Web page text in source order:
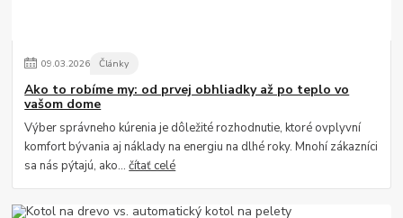
09.03.2026 Články
Ako to robíme my: od prvej obhliadky až po teplo vo
vašom dome
Výber správneho kúrenia je dôležité rozhodnutie, ktoré ovplyvní
komfort bývania aj náklady na energiu na dlhé roky. Mnohí zákazníci
sa nás pýtajú, ako...čítať celé